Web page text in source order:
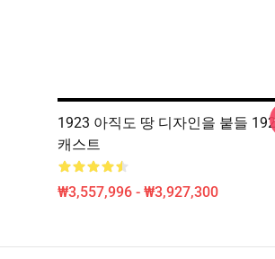
1923 아직도 땅 디자인을 붙들
캐스트
₩3,557,996 - ₩3,927,300